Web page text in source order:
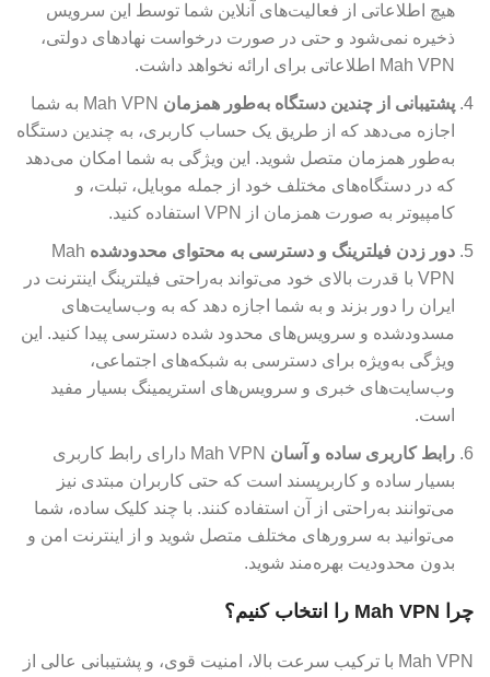
هیچ اطلاعاتی از فعالیت‌های آنلاین شما توسط این سرویس
ذخیره نمی‌شود و حتی در صورت درخواست نهادهای دولتی،
Mah VPN اطلاعاتی برای ارائه نخواهد داشت.
پشتیبانی از چندین دستگاه به‌طور همزمان
Mah VPN به شما
اجازه می‌دهد که از طریق یک حساب کاربری، به چندین دستگاه
به‌طور همزمان متصل شوید. این ویژگی به شما امکان می‌دهد
که در دستگاه‌های مختلف خود از جمله موبایل، تبلت، و
کامپیوتر به صورت همزمان از VPN استفاده کنید.
دور زدن فیلترینگ و دسترسی به محتوای محدودشده Mah
VPN با قدرت بالای خود می‌تواند به‌راحتی فیلترینگ اینترنت در
ایران را دور بزند و به شما اجازه دهد که به وب‌سایت‌های
مسدودشده و سرویس‌های محدود شده دسترسی پیدا کنید. این
ویژگی به‌ویژه برای دسترسی به شبکه‌های اجتماعی،
وب‌سایت‌های خبری و سرویس‌های استریمینگ بسیار مفید
است.
رابط کاربری ساده و آسان
Mah VPN دارای رابط کاربری
بسیار ساده و کاربرپسند است که حتی کاربران مبتدی نیز
می‌توانند به‌راحتی از آن استفاده کنند. با چند کلیک ساده، شما
می‌توانید به سرورهای مختلف متصل شوید و از اینترنت امن و
بدون محدودیت بهره‌مند شوید.
چرا Mah VPN را انتخاب کنیم؟
Mah VPN با ترکیب سرعت بالا، امنیت قوی، و پشتیبانی عالی از